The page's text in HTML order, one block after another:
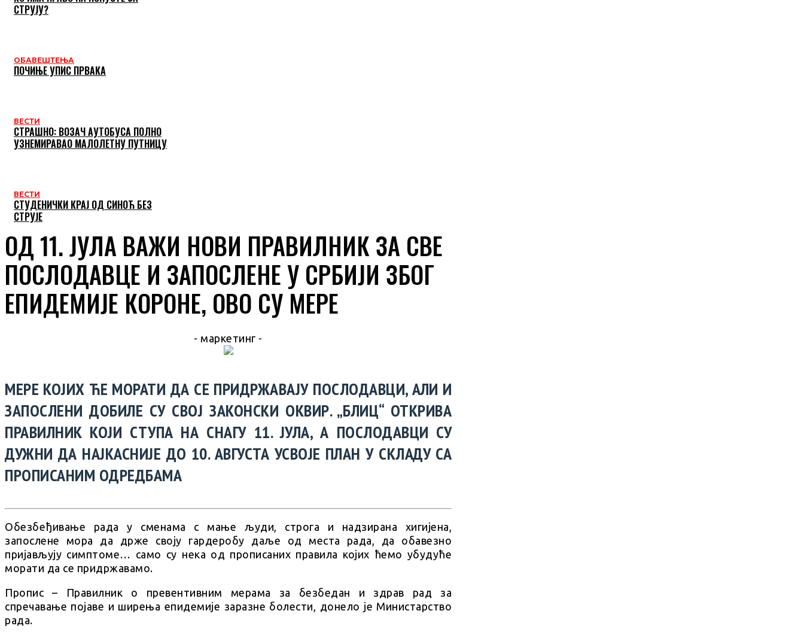
СТРУЈУ?
ОБАВЕШТЕЊА
ПОЧИЊЕ УПИС ПРВАКА
ВЕСТИ
СТРАШНО: ВОЗАЧ АУТОБУСА ПОЛНО
УЗНЕМИРАВАО МАЛОЛЕТНУ ПУТНИЦУ
ВЕСТИ
СТУДЕНИЧКИ КРАЈ ОД СИНОЋ БЕЗ
СТРУЈЕ
ОД 11. ЈУЛА ВАЖИ НОВИ ПРАВИЛНИК ЗА СВЕ
ПОСЛОДАВЦЕ И ЗАПОСЛЕНЕ У СРБИЈИ ЗБОГ
ЕПИДЕМИЈЕ КОРОНЕ, ОВО СУ МЕРЕ
- маркетинг -
МЕРЕ КОЈИХ ЋЕ МОРАТИ ДА СЕ ПРИДРЖАВАЈУ ПОСЛОДАВЦИ, АЛИ И
ЗАПОСЛЕНИ ДОБИЛЕ СУ СВОЈ ЗАКОНСКИ ОКВИР. „БЛИЦ“ ОТКРИВА
ПРАВИЛНИК КОЈИ СТУПА НА СНАГУ 11. ЈУЛА, А ПОСЛОДАВЦИ СУ
ДУЖНИ ДА НАЈКАСНИЈЕ ДО 10. АВГУСТА УСВОЈЕ ПЛАН У СКЛАДУ СА
ПРОПИСАНИМ ОДРЕДБАМА
Обезбеђивање рада у сменама с мање људи, строга и надзирана хигијена,
запослене мора да држе своју гардеробу даље од места рада, да обавезно
пријављују симптоме… само су нека од прописаних правила којих ћемо убудуће
морати да се придржавамо.
Пропис – Правилник о превентивним мерама за безбедан и здрав рад за
спречавање појаве и ширења епидемије заразне болести, донело је Министарство
рада.